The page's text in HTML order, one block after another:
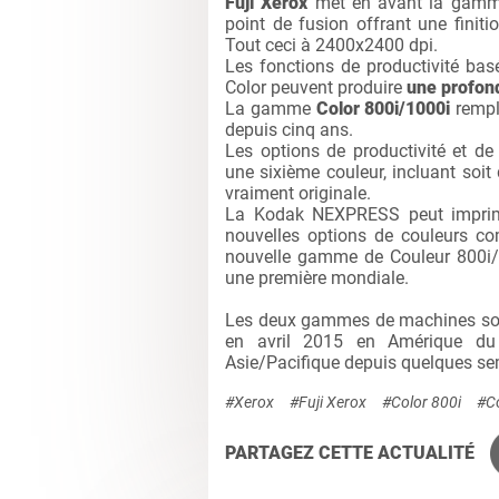
point de fusion offrant une
Tout ceci à 2400x2400 dpi.
Les fonctions de productivité
Color peuvent produire une
La gamme Color 800i/1000i
depuis cinq ans.
Les options de productivité et
une sixième couleur, incluant
vraiment originale.
La Kodak NEXPRESS peut
nouvelles options de couleurs
nouvelle gamme de Couleur
une première mondiale.
Les deux gammes de machines
en avril 2015 en Amérique
Asie/Pacifique depuis quelques
#Xerox #Fuji Xerox #Color 800i
PARTAGEZ CETTE ACTUALITÉ